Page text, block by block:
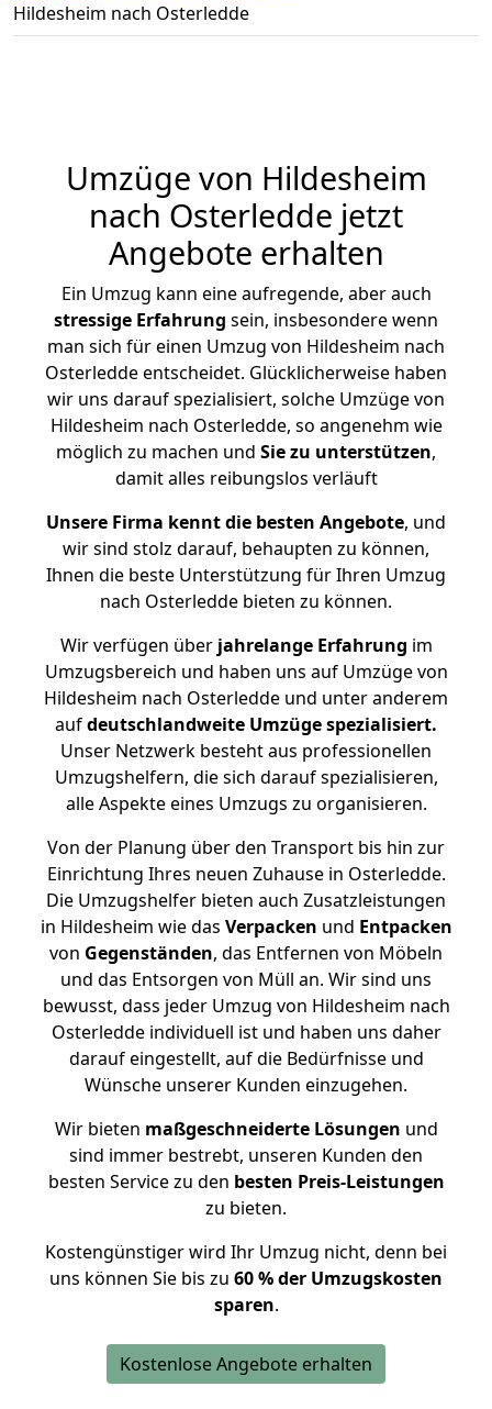
Hildesheim nach Osterledde
Umzüge von Hildesheim
nach Osterledde jetzt
Angebote erhalten
Ein Umzug kann eine aufregende, aber auch
stressige Erfahrung sein, insbesondere wenn
man sich für einen Umzug von Hildesheim nach
Osterledde entscheidet. Glücklicherweise haben
wir uns darauf spezialisiert, solche Umzüge von
Hildesheim nach Osterledde, so angenehm wie
möglich zu machen und Sie zu unterstützen,
damit alles reibungslos verläuft
Unsere Firma kennt die besten Angebote, und
wir sind stolz darauf, behaupten zu können,
Ihnen die beste Unterstützung für Ihren Umzug
nach Osterledde bieten zu können.
Wir verfügen überjahrelange Erfahrung im
Umzugsbereich und haben uns auf Umzüge von
Hildesheim nach Osterledde und unter anderem
aufdeutschlandweite Umzüge spezialisiert.
Unser Netzwerk besteht aus professionellen
Umzugshelfern, die sich darauf spezialisieren,
alle Aspekte eines Umzugs zu organisieren.
Von der Planung über den Transport bis hin zur
Einrichtung Ihres neuen Zuhause in Osterledde.
Die Umzugshelfer bieten auch Zusatzleistungen
in Hildesheim wie das Verpacken und Entpacken
von Gegenständen, das Entfernen von Möbeln
und das Entsorgen von Müll an. Wir sind uns
bewusst, dass jeder Umzug von Hildesheim nach
Osterledde individuell ist und haben uns daher
darauf eingestellt, auf die Bedürfnisse und
Wünsche unserer Kunden einzugehen.
Wir bieten maßgeschneiderte Lösungen und
sind immer bestrebt, unseren Kunden den
besten Service zu den besten Preis-Leistungen
zu bieten.
Kostengünstiger wird Ihr Umzug nicht, denn bei
uns können Sie bis zu 60 % der Umzugskosten
sparen.
Kostenlose Angebote erhalten